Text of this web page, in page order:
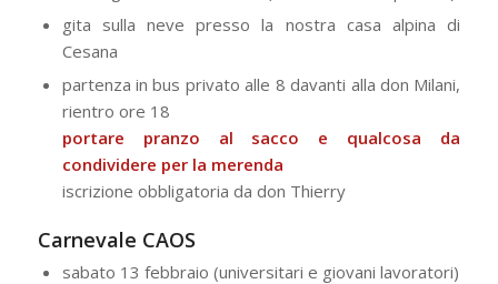
gita sulla neve presso la nostra casa alpina di
Cesana
partenza in bus privato alle 8 davanti alla don Milani,
rientro ore 18
portare pranzo al sacco e qualcosa da
condividere per la merenda
iscrizione obbligatoria da don Thierry
Carnevale CAOS
sabato 13 febbraio (universitari e giovani lavoratori)